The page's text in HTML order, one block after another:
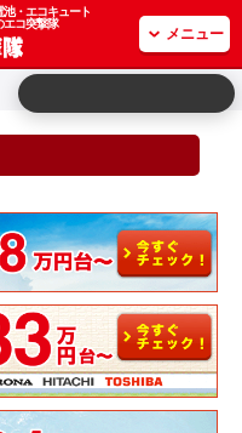
・エコキュート
エコ突撃隊
メニュー